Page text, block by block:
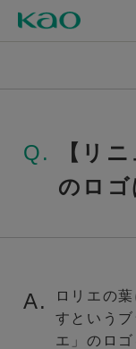
Q.
【リ
のロゴ
A.
ロリエの
すという
エ」のロ